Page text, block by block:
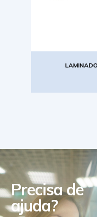
Precisa de
ajuda?